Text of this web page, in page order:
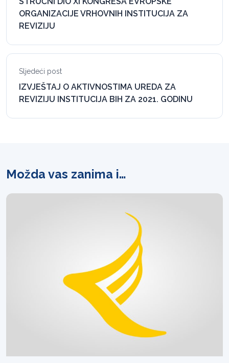
ORGANIZACIJE VRHOVNIH INSTITUCIJA ZA
REVIZIJU
Sljedeći post
IZVJEŠTAJ O AKTIVNOSTIMA UREDA ZA
REVIZIJU INSTITUCIJA BIH ZA 2021. GODINU
Možda vas zanima i…